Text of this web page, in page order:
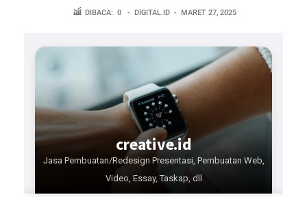
DIBACA: 0 - DIGITAL.ID - MARET 27, 2025